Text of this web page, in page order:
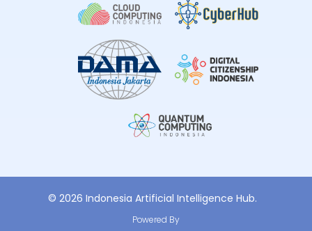
© 2026 Indonesia Artificial Intelligence Hub.
Powered By